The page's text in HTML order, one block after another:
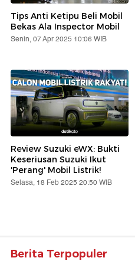
Tips Anti Ketipu Beli Mobil
Bekas Ala Inspector Mobil
Senin, 07 Apr 2025 10:06 WIB
Review Suzuki eWX: Bukti
Keseriusan Suzuki Ikut
'Perang' Mobil Listrik!
Selasa, 18 Feb 2025 20:50 WIB
Berita Terpopuler